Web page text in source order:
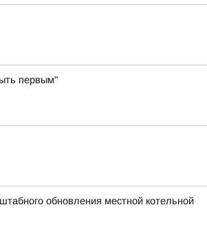
первым"
обновления местной котельной